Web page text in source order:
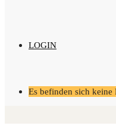
LOGIN
Es befinden sich keine